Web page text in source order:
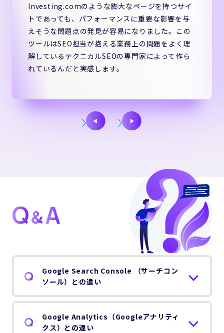
Investing.comのような膨大なページを持つサイ
トであっても、パフォーマンスに重要な影響を与
えそうな問題点の発見が容易になりました。この
ツールはSEO担当が抱える業務上の問題をよく理
解しているテクニカルSEOの専門家によって作ら
れているんだと実感します。
Q&A
Google Search Console （サーチコン
ソール）との違い
Google Analytics（Googleアナリティ
クス）との違い